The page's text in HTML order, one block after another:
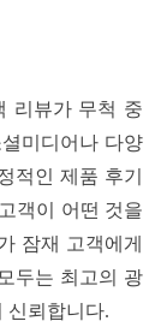
리뷰가 무척 중
미디어나 다양
적인 제품 후기
객이 어떤 것을
잠재 고객에게
두는 최고의 광
신뢰합니다.